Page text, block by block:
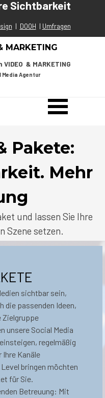
Sichtbarkeit
| DOOH | Umfragen
MARKETING
& MARKETING
Media Agentur
Pakete:
Mehr
und lassen Sie Ihre
Szene setzen.
sichtbar sein,
die passenden Ideen,
Zielgruppe
unsere Social Media
regelmäßig
Kanäle
bringen möchten
für Sie.
Betreuung: Mit